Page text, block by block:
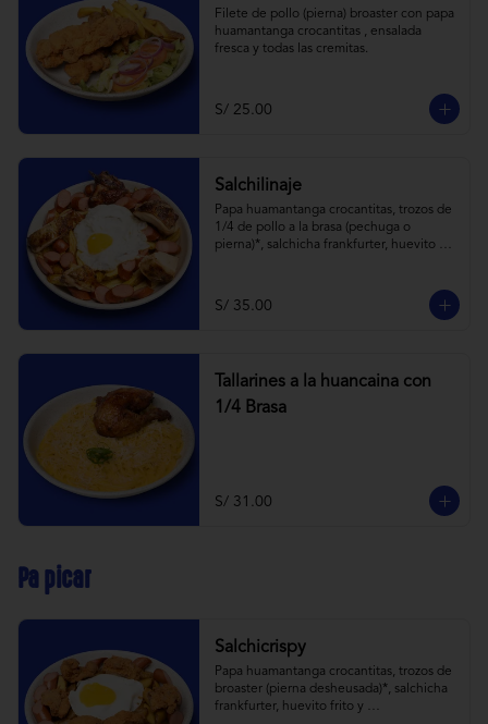
Filete de pollo (pierna) broaster con papa
huamantanga crocantitas , ensalada
fresca y todas las cremitas.
S/ 25.00
Salchilinaje
Papa huamantanga crocantitas, trozos de
1/4 de pollo a la brasa (pechuga o
pierna)*, salchicha frankfurter, huevito
o pierna es sujeta a stock.
S/ 35.00
Tallarines a la huancaina con
1/4 Brasa
S/ 31.00
Pa picar
Salchicrispy
Papa huamantanga crocantitas, trozos de
broaster (pierna desheusada)*, salchicha
frankfurter, huevito frito y